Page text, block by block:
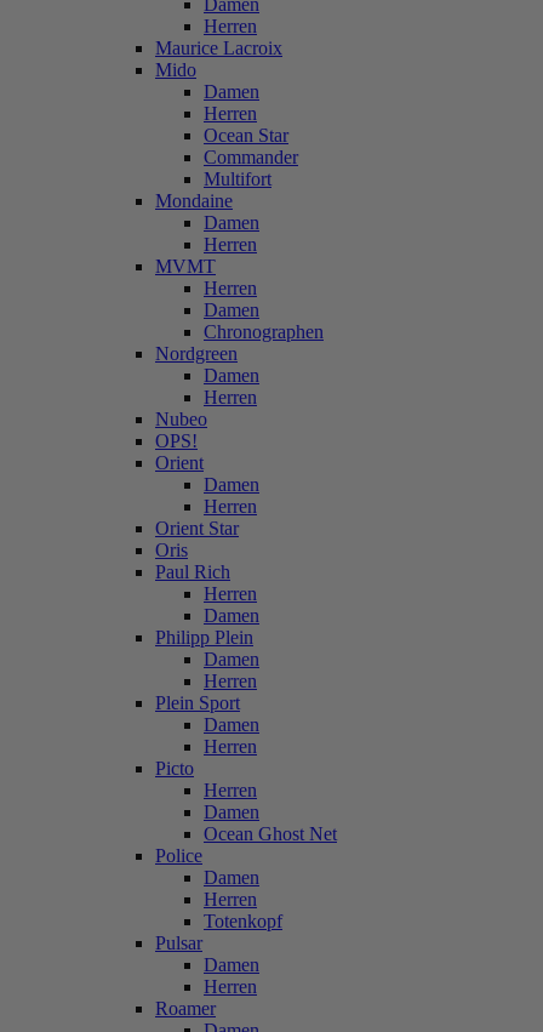
Damen
Herren
Maurice Lacroix
Mido
Damen
Herren
Ocean Star
Commander
Multifort
Mondaine
Damen
Herren
MVMT
Herren
Damen
Chronographen
Nordgreen
Damen
Herren
Nubeo
OPS!
Orient
Damen
Herren
Orient Star
Oris
Paul Rich
Herren
Damen
Philipp Plein
Damen
Herren
Plein Sport
Damen
Herren
Picto
Herren
Damen
Ocean Ghost Net
Police
Damen
Herren
Totenkopf
Pulsar
Damen
Herren
Roamer